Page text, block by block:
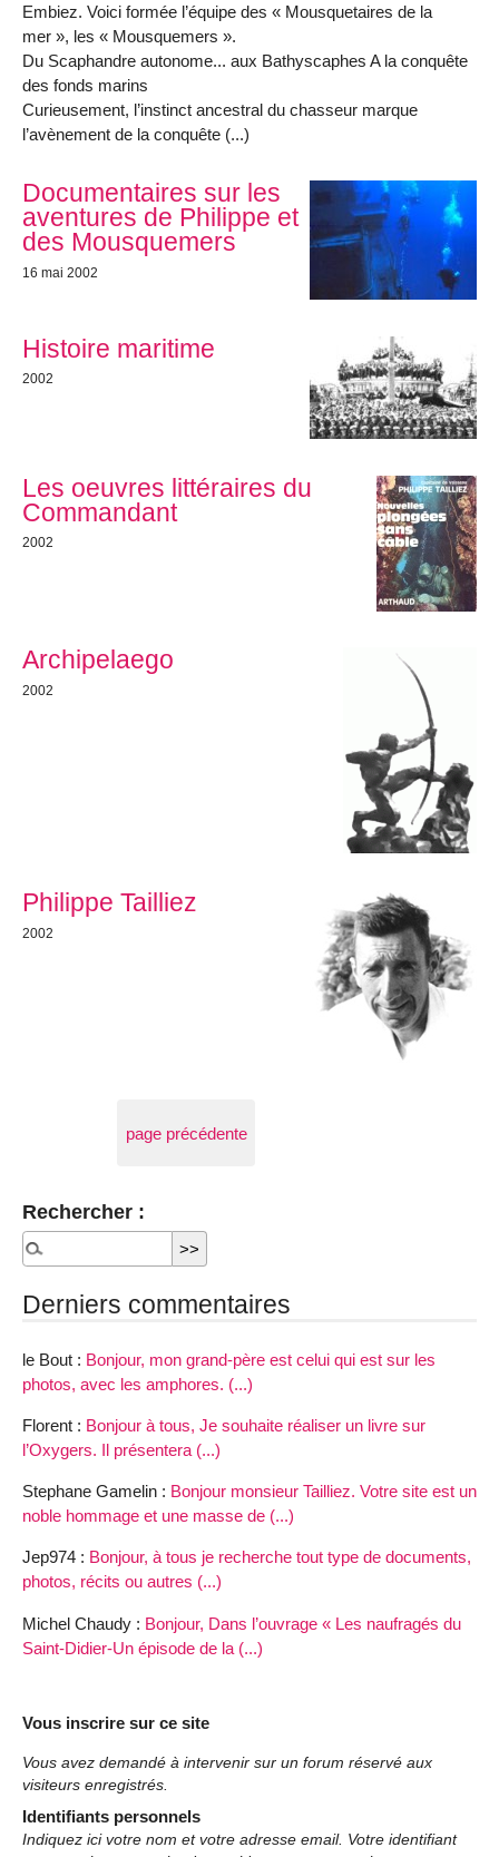
Embiez. Voici formée l’équipe des « Mousquetaires de la
mer », les « Mousquemers ».
Du Scaphandre autonome... aux Bathyscaphes A la conquête
des fonds marins
Curieusement, l’instinct ancestral du chasseur marque
l’avènement de la conquête (...)
Documentaires sur les
aventures de Philippe et
des Mousquemers
16 mai 2002
Histoire maritime
2002
Les oeuvres littéraires du
Commandant
2002
Archipelaego
2002
Philippe Tailliez
2002
page précédente
Rechercher :
Derniers commentaires
le Bout : Bonjour, mon grand-père est celui qui est sur les
photos, avec les amphores. (...)
Florent : Bonjour à tous, Je souhaite réaliser un livre sur
l’Oxygers. Il présentera (...)
Stephane Gamelin : Bonjour monsieur Tailliez. Votre site est un
noble hommage et une masse de (...)
Jep974 : Bonjour, à tous je recherche tout type de documents,
photos, récits ou autres (...)
Michel Chaudy : Bonjour, Dans l’ouvrage « Les naufragés du
Saint-Didier-Un épisode de la (...)
Vous inscrire sur ce site
Vous avez demandé à intervenir sur un forum réservé aux
visiteurs enregistrés.
Identifiants personnels
Indiquez ici votre nom et votre adresse email. Votre identifiant